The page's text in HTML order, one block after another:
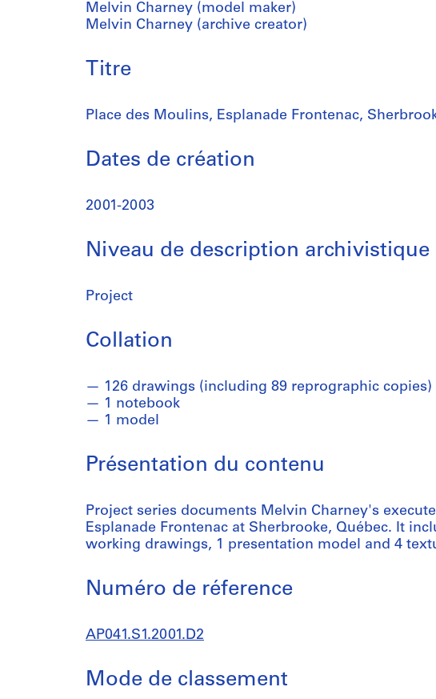
Melvin Charney (model maker)
Melvin Charney (archive creator)
Titre
Place des Moulins, Esplanade Frontenac,
Dates de création
2001-2003
Niveau de description archivistique
Project
Collation
126 drawings (including 89 reprographic copies)
1 notebook
1 model
Présentation du contenu
Project series documents Melvin Charney's
Esplanade Frontenac at Sherbrooke, Québec. It
working drawings, 1 presentation model and 4
Numéro de réference
AP041.S1.2001.D2
Mode de classement